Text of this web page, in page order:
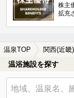
株主
拡充
温泉TOP 関西(近畿)
温浴施設を探す